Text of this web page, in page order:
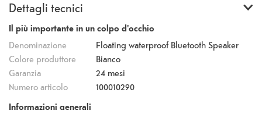
Dettagli tecnici
Il più importante in un colpo d'occhio
Denominazione
Floating waterproof Bluetooth Speaker
Colore produttore
Bianco
Garanzia
24 mesi
Numero articolo
100010290
Informazioni generali